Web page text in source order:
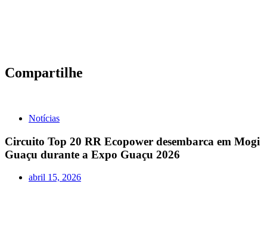
Compartilhe
Notícias
Circuito Top 20 RR Ecopower desembarca em Mogi
Guaçu durante a Expo Guaçu 2026
abril 15, 2026